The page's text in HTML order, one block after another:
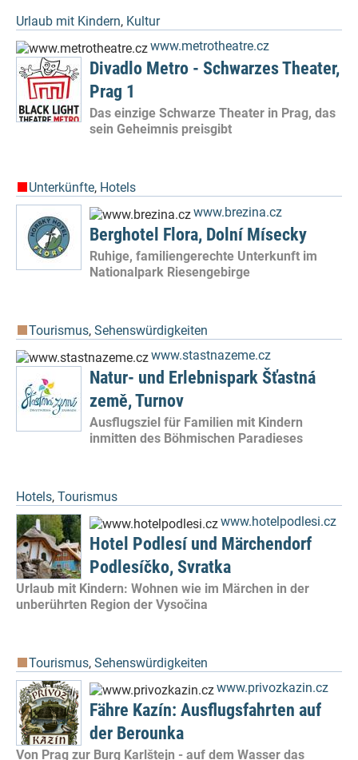
Urlaub mit Kindern, Kultur
www.metrotheatre.cz
Divadlo Metro - Schwarzes Theater,
Prag 1
Das einzige Schwarze Theater in Prag, das
sein Geheimnis preisgibt
Unterkünfte, Hotels
www.brezina.cz
Berghotel Flora, Dolní Mísecky
Ruhige, familiengerechte Unterkunft im
Nationalpark Riesengebirge
Tourismus, Sehenswürdigkeiten
www.stastnazeme.cz
Natur- und Erlebnispark Šťastná
země, Turnov
Ausflugsziel für Familien mit Kindern
inmitten des Böhmischen Paradieses
Hotels, Tourismus
www.hotelpodlesi.cz
Hotel Podlesí und Märchendorf
Podlesíčko, Svratka
Urlaub mit Kindern: Wohnen wie im Märchen in der
unberührten Region der Vysočina
Tourismus, Sehenswürdigkeiten
www.privozkazin.cz
Fähre Kazín: Ausflugsfahrten auf
der Berounka
Von Prag zur Burg Karlštejn - auf dem Wasser das